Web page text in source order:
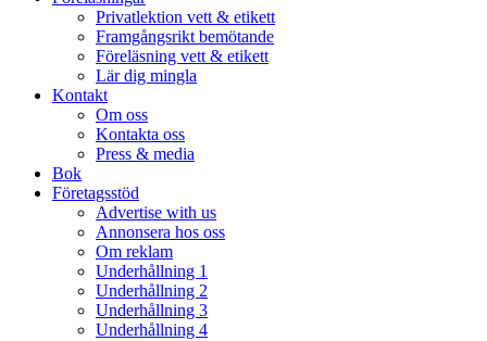
Privatlektion vett & etikett
Framgångsrikt bemötande
Föreläsning vett & etikett
Lär dig mingla
Kontakt
Om oss
Kontakta oss
Press & media
Bok
Företagsstöd
Advertise with us
Annonsera hos oss
Om reklam
Underhållning 1
Underhållning 2
Underhållning 3
Underhållning 4